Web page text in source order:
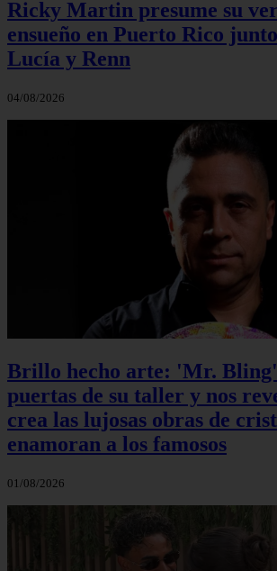
Ricky Martin presume su
ensueño en Puerto Rico
Lucía y Renn
04/08/2026
Brillo hecho arte: 'Mr. Bling'
puertas de su taller y nos
crea las lujosas obras de
enamoran a los famosos
01/08/2026